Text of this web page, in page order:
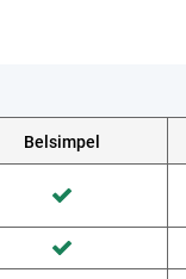
Belsimpel
gedaan door Belsimpel
gedaan door Belsimpel